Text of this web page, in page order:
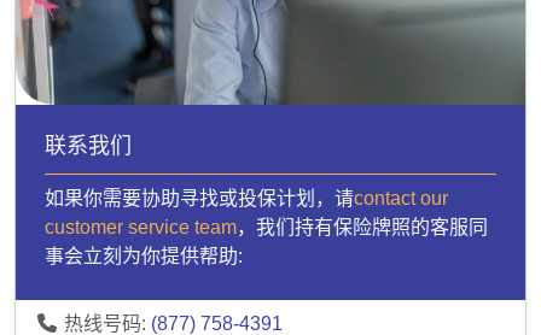
联系我们
如果你需要协助寻找或投保计划，请contact our
customer service team，我们持有保险牌照的客服同
事会立刻为你提供帮助:
热线号码: (877) 758-4391